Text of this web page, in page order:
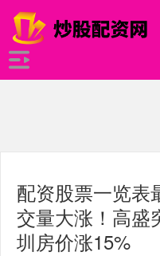
配资股票一览表
交量大涨！高盛
圳房价涨15%